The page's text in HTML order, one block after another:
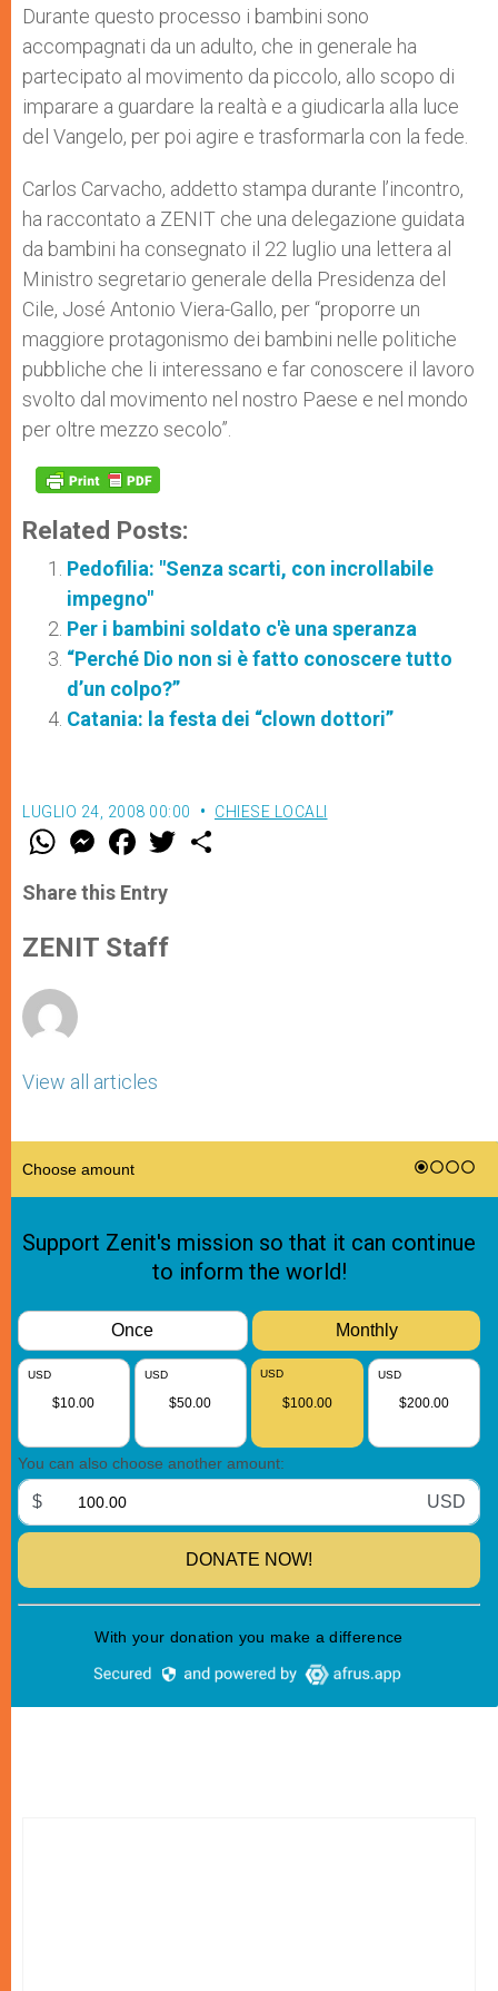
Durante questo processo i bambini sono
accompagnati da un adulto, che in generale ha
partecipato al movimento da piccolo, allo scopo di
imparare a guardare la realtà e a giudicarla alla luce
del Vangelo, per poi agire e trasformarla con la fede.
Carlos Carvacho, addetto stampa durante l’incontro,
ha raccontato a ZENIT che una delegazione guidata
da bambini ha consegnato il 22 luglio una lettera al
Ministro segretario generale della Presidenza del
Cile, José Antonio Viera-Gallo, per “proporre un
maggiore protagonismo dei bambini nelle politiche
pubbliche che li interessano e far conoscere il lavoro
svolto dal movimento nel nostro Paese e nel mondo
per oltre mezzo secolo”.
Related Posts:
Pedofilia: "Senza scarti, con incrollabile
impegno"
Per i bambini soldato c'è una speranza
“Perché Dio non si è fatto conoscere tutto
d’un colpo?”
Catania: la festa dei “clown dottori”
LUGLIO 24, 2008 00:00 CHIESE LOCALI
W
t
s
p
p
M
e
s
e
g
e
F
a
e
b
o
k
w
Share this Entry
ZENIT Staff
View all articles